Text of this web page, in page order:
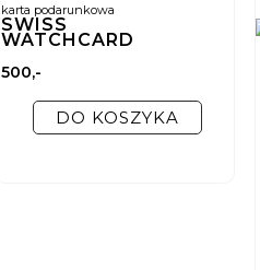
karta podarunkowa
SWISS
WATCHCARD
500,-
DO KOSZYKA